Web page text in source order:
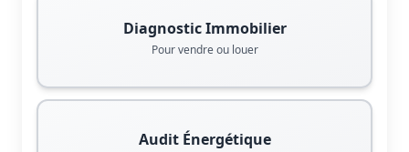
Diagnostic Immobilier
Pour vendre ou louer
Audit Énergétique